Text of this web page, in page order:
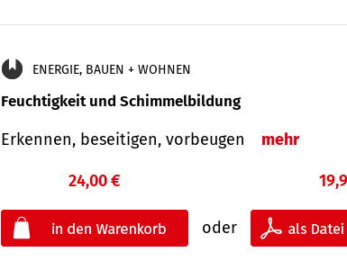
ENERGIE, BAUEN + WOHNEN
Feuchtigkeit und Schimmelbildung
Erkennen, beseitigen, vorbeugen mehr
24,00 €
oder